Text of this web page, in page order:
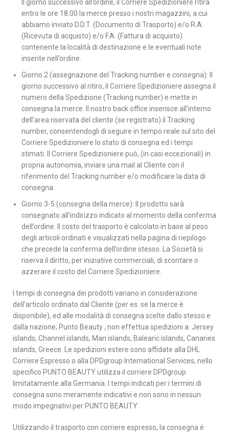
Il giorno successivo all’ordine, il Corriere Spedizioniere ritira
entro le ore 18.00 la merce presso i nostri magazzini, a cui
abbiamo inviato D.D.T. (Documento di Trasporto) e/o R.A.
(Ricevuta di acquisto) e/o F.A. (Fattura di acquisto)
contenente la località di destinazione e le eventuali note
inserite nell’ordine.
Giorno 2 (assegnazione del Tracking number e consegna): Il
giorno successivo al ritiro, il Corriere Spedizioniere assegna il
numero della Spedizione (Tracking number) e mette in
consegna la merce. Il nostro back office inserisce all’interno
dell’area riservata del cliente (se registrato) il Tracking
number, consentendogli di seguire in tempo reale sul sito del
Corriere Spedizioniere lo stato di consegna ed i tempi
stimati. Il Corriere Spedizioniere può, (in casi eccezionali) in
propria autonomia, inviare una mail al Cliente con il
riferimento del Tracking number e/o modificare la data di
consegna.
Giorno 3-5 (consegna della merce): Il prodotto sarà
consegnato all’indirizzo indicato al momento della conferma
dell’ordine. Il costo del trasporto è calcolato in base al peso
degli articoli ordinati e visualizzati nella pagina di riepilogo
che precede la conferma dell’ordine stesso. La Società si
riserva il diritto, per iniziative commerciali, di scontare o
azzerare il costo del Corriere Spedizioniere.
I tempi di consegna dei prodotti variano in considerazione
dell’articolo ordinato dal Cliente (per es. se la merce è
disponibile), ed alle modalità di consegna scelte dallo stesso e
dalla nazione; Punto Beauty , non effettua spedizioni a: Jersey
islands, Channel islands, Man islands, Balearic islands, Canaries
islands, Greece. Le spedizioni estere sono affidate alla DHL
Corriere Espresso o alla DPDgroup International Services, nello
specifico PUNTO BEAUTY utilizza il corriere DPDgroup
limitatamente alla Germania. I tempi indicati per i termini di
consegna sono meramente indicativi e non sono in nessun
modo impegnativi per PUNTO BEAUTY .
Utilizzando il trasporto con corriere espresso, la consegna è